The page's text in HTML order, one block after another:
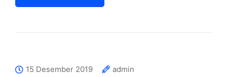
15 Desember 2019
admin